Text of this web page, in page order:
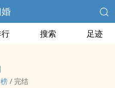
搜索 足迹
/ 完结